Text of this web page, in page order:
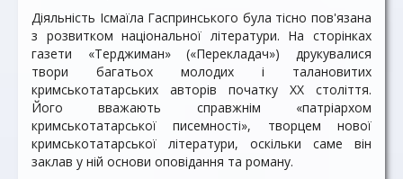
Діяльність Ісмаїла Гаспринського була тісно пов'язана
з розвитком національної літератури. На сторінках
газети «Терджиман» («Перекладач») друкувалися
твори багатьох молодих і талановитих
кримськотатарських авторів початку ХХ століття.
Його вважають справжнім «патріархом
кримськотатарської писемності», творцем нової
кримськотатарської літератури, оскільки саме він
заклав у ній основи оповідання та роману.